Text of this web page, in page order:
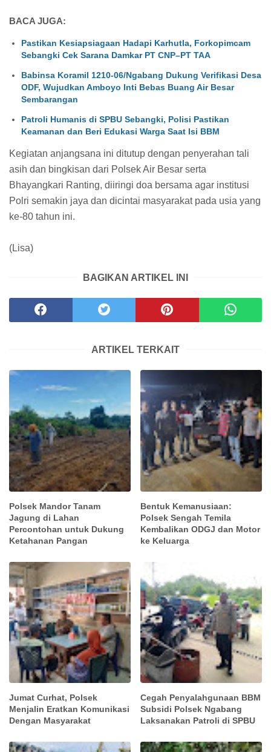
BACA JUGA:
Pastikan Kesiapsiagaan Hadapi Karhutla, Forkopimcam
Sebangki Cek Sarana Damkar PT CNP–PT TAA
Babinsa Koramil 1210-06/Ngabang Dukung Verifikasi Desa
ODF, Wujudkan Amboyo Inti Bebas Buang Air Besar
Sembarangan
Patroli Humanis di SPBU Sebangki, Polisi Pastikan
Keamanan dan Beri Edukasi Warga Saat Isi BBM
Kegiatan anjangsana ini ditutup dengan penyerahan tali
asih dan bingkisan dari Polsek Air Besar serta
Bhayangkari Ranting, diiringi doa bersama agar institusi
Polri semakin jaya dan dicintai masyarakat pada usia yang
ke-80 tahun ini.
(Lisa)
BAGIKAN ARTIKEL INI
ARTIKEL TERKAIT
Polsek Mandor Tanam
Jagung di Lahan
Percontohan untuk Dukung
Ketahanan Pangan
Bentuk Kemanusiaan:
Polsek Sengah Temila
Kembalikan ODGJ dan Motor
ke Keluarga
Jumat Curhat, Polsek
Menjalin Eratkan Komunikasi
Dengan Masyarakat
Cegah Penyalahgunaan BBM
Subsidi Polsek Ngabang
Laksanakan Patroli di SPBU